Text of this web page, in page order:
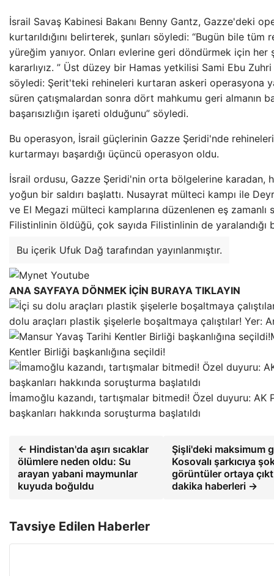
İsrail Savaş Kabinesi Bakanı Benny Gantz, Gazze'deki
kurtarıldığını belirterek, şunları söyledi: “Bugün bile tüm
yüreğim yanıyor. Onları evlerine geri döndürmek için her
kararlıyız. ” Üst düzey bir Hamas yetkilisi Sami Ebu Zuhri
söyledi: Şerit'teki rehineleri kurtaran askeri operasyona
süren çatışmalardan sonra dört mahkumu geri almanın
başarısızlığın işareti olduğunu” söyledi.
Bu operasyon, İsrail güçlerinin Gazze Şeridi'nde
kurtarmayı başardığı üçüncü operasyon oldu.
İsrail ordusu, Gazze Şeridi'nin orta bölgelerine karadan,
yoğun bir saldırı başlattı. Nusayrat mülteci kampı ile
ve El Megazi mülteci kamplarına düzenlenen eş zamanlı
Filistinlinin öldüğü, çok sayıda Filistinlinin de yaralandığı
Bu içerik Ufuk Dağ tarafından yayınlanmıştır.
ANA SAYFAYA DÖNMEK İÇİN BURAYA TIKLAYIN
dolu araçları plastik şişelerle boşaltmaya çalıştılar! Yer:
Kentler Birliği başkanlığına seçildi!
İmamoğlu kazandı, tartışmalar bitmedi! Özel duyuru: AK
başkanları hakkında soruşturma başlatıldı
← Hindistan'da aşırı sıcaklar
ölümlere neden oldu: Su
arayan yabani maymunlar
kuyuda boğuldu
Şişli'deki maksimum
Kosovalı şarkıcıya
görüntüler ortaya
dakika haberleri →
Tavsiye Edilen Haberler